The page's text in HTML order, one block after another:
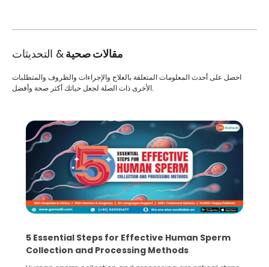
مقالات صحية& التحديثات
احصل على أحدث المعلومات المتعلقة بالعلاج والإجراءات والظروف والمتطلبات
الأخرى ذات الصلة لجعل حياتك أكثر صحة وأفضل.
5 Essential Steps for Effective Human Sperm
Collection and Processing Methods